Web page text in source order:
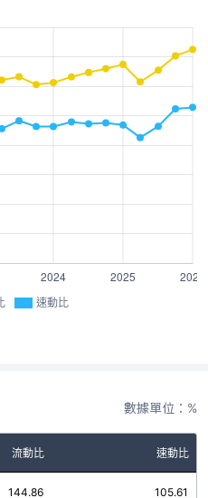
速動比
數據單位：%
流動比 速動比
144.86 105.61